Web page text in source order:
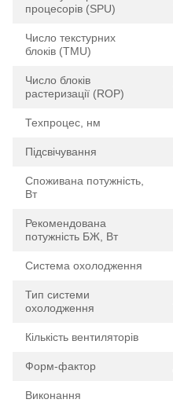
процесорів (SPU)
Число текстурних
блоків (TMU)
Число блоків
растеризації (ROP)
Техпроцес, нм
Підсвічування
Споживана потужність,
Вт
Рекомендована
потужність БЖ, Вт
Система охолодження
Тип системи
охолодження
Кількість вентиляторів
Форм-фактор
Виконання